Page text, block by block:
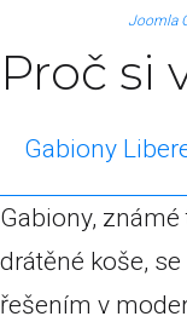
Joomla
Proč si
Gabiony
Gabiony,
drátěné koše,
řešením v